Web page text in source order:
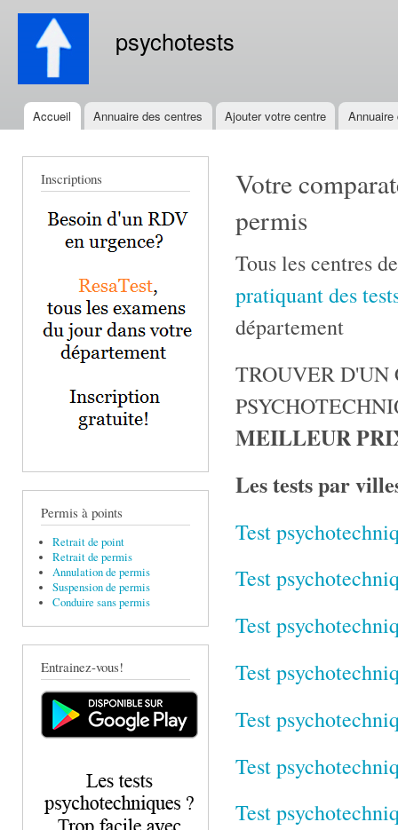
psychotests
Menu principal
Accueil Annuaire des centres Ajouter votre centre Annuaire
Inscriptions
Permis à points
Retrait de point
Retrait de permis
Annulation de permis
Suspension de permis
Conduire sans permis
Entrainez-vous!
Votre
permis
Tous les centres
pratiquant des
département
TROUVER
MEILLEUR
Les tests par
Test
Test
Test
Test
Test
Test
Test